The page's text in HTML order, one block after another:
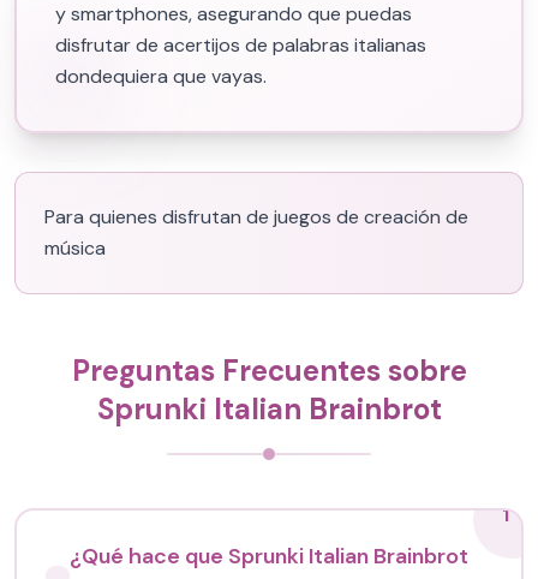
y smartphones, asegurando que puedas
disfrutar de acertijos de palabras italianas
dondequiera que vayas.
Para quienes disfrutan de juegos de creación de
música
Preguntas Frecuentes sobre
Sprunki Italian Brainbrot
1
¿Qué hace que Sprunki Italian Brainbrot